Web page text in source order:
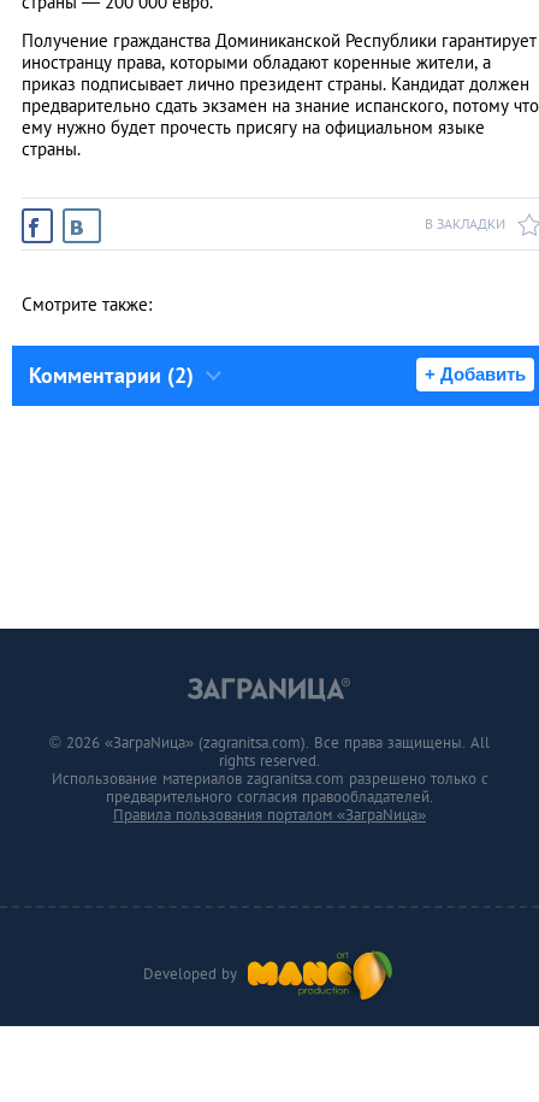
Получение гражданства Доминиканской Республики гарантирует
иностранцу права, которыми обладают коренные жители, а
приказ подписывает лично президент страны. Кандидат должен
предварительно сдать экзамен на знание испанского, потому что
ему нужно будет прочесть присягу на официальном языке
страны.
В ЗАКЛАДКИ
Смотрите также:
Комментарии (2) + Добавить
Developed by
© 2026 «ЗаграNица» (zagranitsa.com). Все права защищены. All
rights reserved.
Использование материалов zagranitsa.com разрешено только с
предварительного согласия правообладателей.
Правила пользования порталом «ЗаграNица»